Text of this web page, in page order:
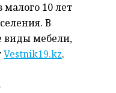
малого 10 лет
В
виды мебели,
Vestnik19.kz.